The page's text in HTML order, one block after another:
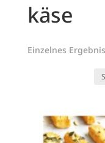
käse
Einzelnes